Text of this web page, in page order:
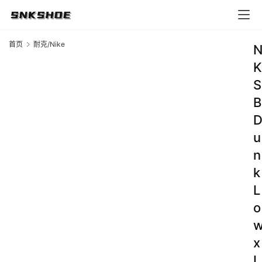
首页 耐克/Nike
N
K
S
B
D
u
n
k
L
o
x